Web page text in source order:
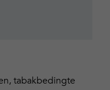
tabakbedingte